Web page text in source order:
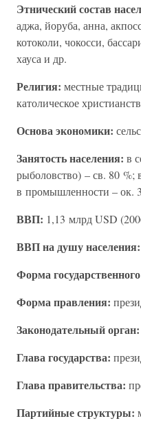
Этнический состав
аджа, йоруба, анна,
котоколи, чокосси,
хауса и др.
Религия: местные
католическое
Основа экономики:
Занятость населения: в
рыболовство) – св. 80 %;
в промышленности – ок.
ВВП: 1,13 млрд USD
ВВП на душу населения:
Форма
Форма правления:
Законодательный орган:
Глава государства:
Глава правительства:
Партийные структуры: